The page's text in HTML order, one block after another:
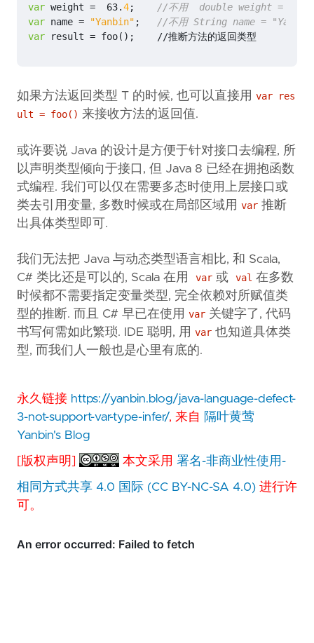
var weight = 63.4;
//不用  double weight = 63.4
var name = "Yanbin" ;
//不用 String name =
var
result = foo(); //推断方法的返回类型
如果方法返回类型 T 的时候, 也可以直接用 var res
ult = foo() 来接收方法的返回值.
或许要说 Java 的设计是方便于针对接口去编程, 所
以声明类型倾向于接口, 但 Java 8 已经在拥抱函数
式编程. 我们可以仅在需要多态时使用上层接口或
类去引用变量, 多数时候或在局部区域用 var 推断
出具体类型即可.
我们无法把 Java 与动态类型语言相比, 和 Scala,
C# 类比还是可以的, Scala 在用 var 或 val 在多数
时候都不需要指定变量类型, 完全依赖对所赋值类
型的推断. 而且 C# 早已在使用 var 关键字了, 代码
书写何需如此繁琐. IDE 聪明, 用 var 也知道具体类
型, 而我们人一般也是心里有底的.
永久链接 https://yanbin.blog/java-language-defect-
3-not-support-var-type-infer/, 来自
隔叶黄莺
Yanbin's Blog
[版权声明] 本文采用署名-非商业性使用-
相同方式共享 4.0 国际 (CC BY-NC-SA 4.0) 进行许
可。